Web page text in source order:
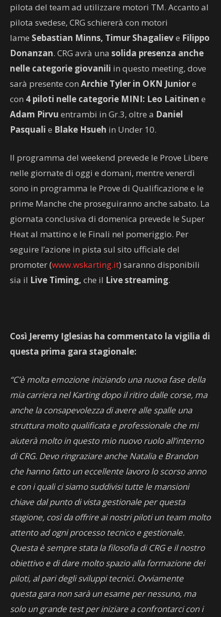
pilota del team ad utilizzare motori TM. Accanto al
pilota svedese, CRG schiererà con motori
Iame Sebastian Minns, Timur Shagalieve Filippo
Donanzan. CRG avrà una solida presenza anche
nelle categorie giovanili in questo meeting, dove
sarà presente con Archie Tyler in OKN Juniore
con 4 piloti nelle categorie MINI: Leo Laitinen e
Adam Pirvu entrambi in Gr.3, oltre a Daniel
Pasquali e Blake Hsueh in Under 10.
Il programma del weekend prevede le Prove Libere
nelle giornate di oggi e domani, mentre venerdì
sono in programma le Prove di Qualificazione e le
prime Manche che proseguiranno anche sabato. La
giornata conclusiva di domenica prevede le Super
Heat al mattino e le Finali nel pomeriggio. Per
seguire l’azione in pista sul sito ufficiale del
promoter (www.wskarting.it) saranno disponibili
sia il Live Timing, che il Live streaming.
Così Jeremy Iglesias ha commentato la vigilia di
questa prima gara stagionale:
“C’è molta emozione iniziando una nuova fase della
mia carriera nel Karting dopo il ritiro dalle corse, ma
anche la consapevolezza di avere alle spalle una
struttura molto qualificata e professionale che mi
aiuterà molto in questo mio nuovo ruolo all’interno
di CRG. Devo ringraziare anche Natalia e Brandon
che hanno fatto un eccellente lavoro lo scorso anno
e con i quali ci siamo suddivisi tutte le mansioni
chiave dal punto di vista gestionale per questa
stagione, così da offrire ai nostri piloti un team molto
attento ad ogni processo tecnico e gestionale.
Questa è sempre stata la filosofia di CRG e il nostro
obiettivo e di dare molto spazio alla formazione dei
piloti, al pari degli sviluppi tecnici. Ovviamente
questa gara non sarà un esame per nessuno, ma
solo un grande test per iniziare a confrontarci con i